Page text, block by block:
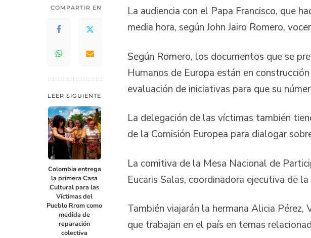
COMPARTIR EN
LEER SIGUIENTE
Colombia entrega
la primera Casa
Cultural para las
Víctimas del
Pueblo Rrom como
medida de
reparación
colectiva
La audiencia con el Papa Francisco, que
media hora, según John Jairo Romero,
Según Romero, los documentos que se
Humanos de Europa están en
evaluación de iniciativas para que su
La delegación de las víctimas también
de la Comisión Europea para dialogar
La comitiva de la Mesa Nacional de
Eucaris Salas, coordinadora ejecutiva de
También viajarán la hermana Alicia Pérez,
que trabajan en el país en temas